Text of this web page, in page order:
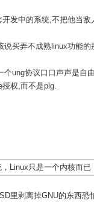
发中的系统,不把他当敌
说买弄不成熟linux功能的
个ung协议口口声声是自
权,而不是plg.
Linux只是一个内核而已
里剥离掉GNU的东西恐